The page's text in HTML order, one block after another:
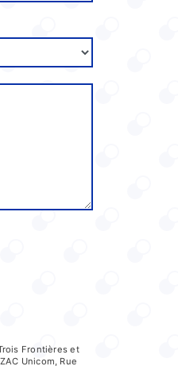
Frontières et
Unicom, Rue